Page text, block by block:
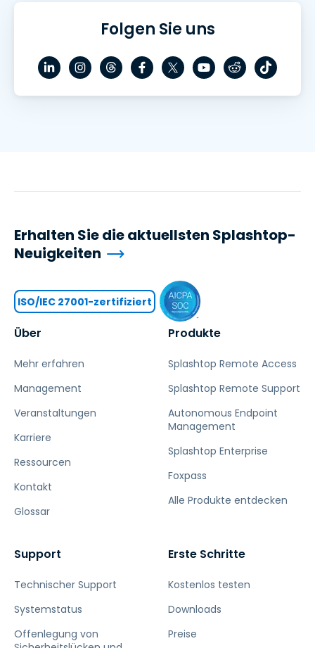
Folgen Sie uns
Über
Mehr erfahren
Management
Veranstaltungen
Karriere
Ressourcen
Kontakt
Glossar
Produkte
Splashtop Remote Access
Splashtop Remote Support
Autonomous Endpoint
Management
Splashtop Enterprise
Foxpass
Alle Produkte entdecken
Support
Technischer Support
Systemstatus
Offenlegung von
Erste Schritte
Kostenlos testen
Downloads
Preise
Erhalten Sie die aktuellsten Splashtop-
Neuigkeiten
ISO/IEC 27001-zertifiziert